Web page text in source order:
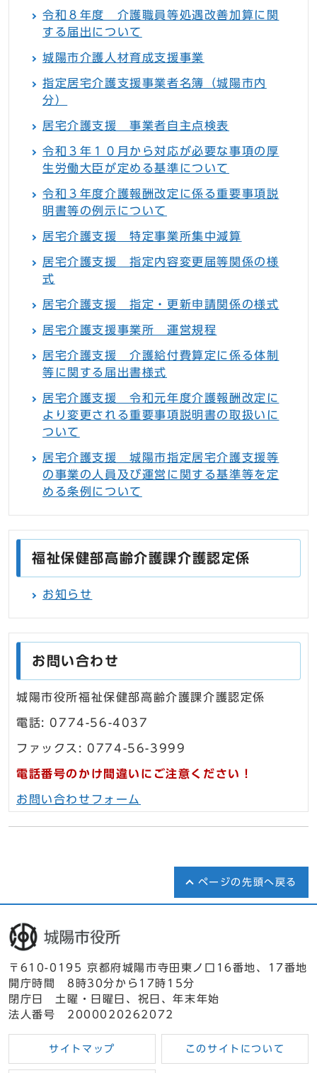
令和８年度 介護職員等処遇改善加算に関
する届出について
城陽市介護人材育成支援事業
指定居宅介護支援事業者名簿（城陽市内
分）
居宅介護支援 事業者自主点検表
令和３年１０月から対応が必要な事項の厚
生労働大臣が定める基準について
令和３年度介護報酬改定に係る重要事項説
明書等の例示について
居宅介護支援 特定事業所集中減算
居宅介護支援 指定内容変更届等関係の様
式
居宅介護支援 指定・更新申請関係の様式
居宅介護支援事業所 運営規程
居宅介護支援 介護給付費算定に係る体制
等に関する届出書様式
居宅介護支援 令和元年度介護報酬改定に
より変更される重要事項説明書の取扱いに
ついて
居宅介護支援 城陽市指定居宅介護支援等
の事業の人員及び運営に関する基準等を定
める条例について
福祉保健部高齢介護課介護認定係
お知らせ
お問い合わせ
城陽市役所福祉保健部高齢介護課介護認定係
電話: 0774-56-4037
ファックス: 0774-56-3999
電話番号のかけ間違いにご注意ください！
お問い合わせフォーム
ページの先頭へ戻る
〒610-0195 京都府城陽市寺田東ノ口16番地、17番地
開庁時間 8時30分から17時15分
閉庁日 土曜・日曜日、祝日、年末年始
法人番号 2000020262072
サイトマップ このサイトについて